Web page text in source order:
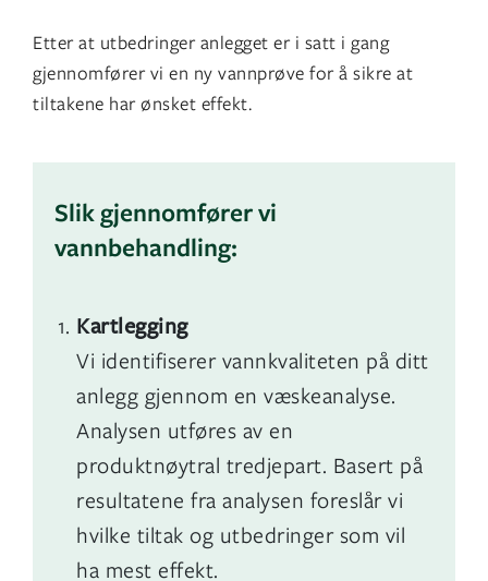
Etter at utbedringer anlegget er i satt i gang
gjennomfører vi en ny vannprøve for å sikre at
tiltakene har ønsket effekt.
Slik gjennomfører vi
vannbehandling:
Kartlegging
Vi identifiserer vannkvaliteten på ditt
anlegg gjennom en væskeanalyse.
Analysen utføres av en
produktnøytral tredjepart. Basert på
resultatene fra analysen foreslår vi
hvilke tiltak og utbedringer som vil
ha mest effekt.